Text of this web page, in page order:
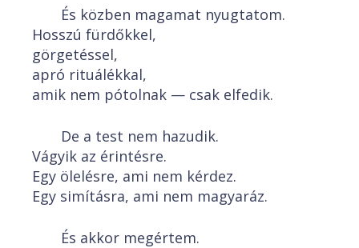
És közben magamat nyugtatom.
Hosszú fürdőkkel,
görgetéssel,
apró rituálékkal,
amik nem pótolnak — csak elfedik.
De a test nem hazudik.
Vágyik az érintésre.
Egy ölelésre, ami nem kérdez.
Egy simításra, ami nem magyaráz.
És akkor megértem.